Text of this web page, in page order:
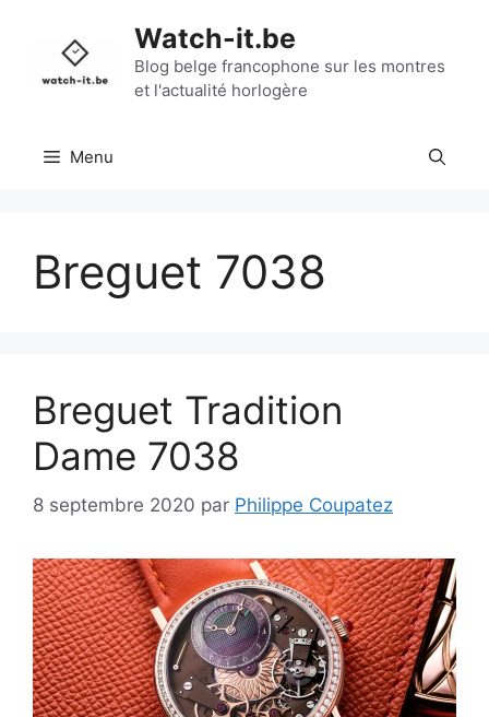
contenu
Watch-it.be
Blog belge francophone sur les montres
et l'actualité horlogère
Menu
Breguet 7038
Breguet Tradition
Dame 7038
8 septembre 2020 par Philippe Coupatez